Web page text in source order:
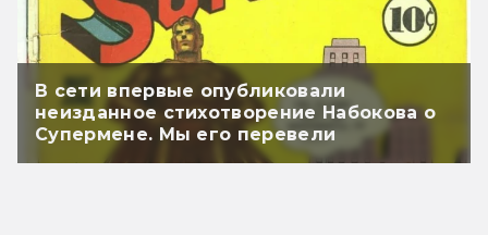
В сети впервые опубликовали
неизданное стихотворение Набокова о
Супермене. Мы его перевели